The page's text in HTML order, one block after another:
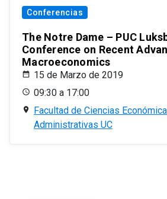
Conferencias
The Notre Dame – PUC
Conference on Recent
Macroeconomics
15 de Marzo de 2019
09:30 a 17:00
Facultad de Ciencias
Administrativas UC